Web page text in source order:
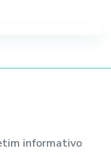
informativo